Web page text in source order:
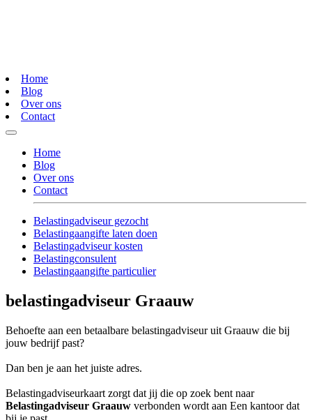
Home
Blog
Over ons
Contact
Home
Blog
Over ons
Contact
Belastingadviseur gezocht
Belastingaangifte laten doen
Belastingadviseur kosten
Belastingconsulent
Belastingaangifte particulier
belastingadviseur Graauw
Behoefte aan een betaalbare belastingadviseur uit Graauw die bij
jouw bedrijf past?
Dan ben je aan het juiste adres.
Belastingadviseurkaart zorgt dat jij die op zoek bent naar
Belastingadviseur Graauw verbonden wordt aan Een kantoor dat